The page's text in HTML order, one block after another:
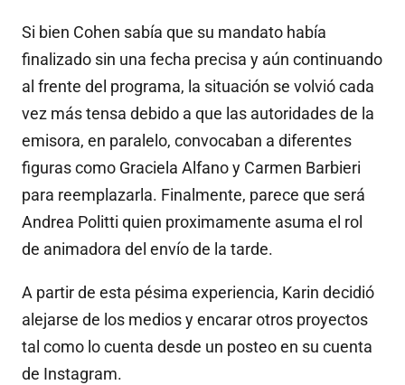
Si bien Cohen sabía que su mandato había
finalizado sin una fecha precisa y aún continuando
al frente del programa, la situación se volvió cada
vez más tensa debido a que las autoridades de la
emisora, en paralelo, convocaban a diferentes
figuras como Graciela Alfano y Carmen Barbieri
para reemplazarla. Finalmente, parece que será
Andrea Politti quien proximamente asuma el rol
de animadora del envío de la tarde.
A partir de esta pésima experiencia, Karin decidió
alejarse de los medios y encarar otros proyectos
tal como lo cuenta desde un posteo en su cuenta
de Instagram.